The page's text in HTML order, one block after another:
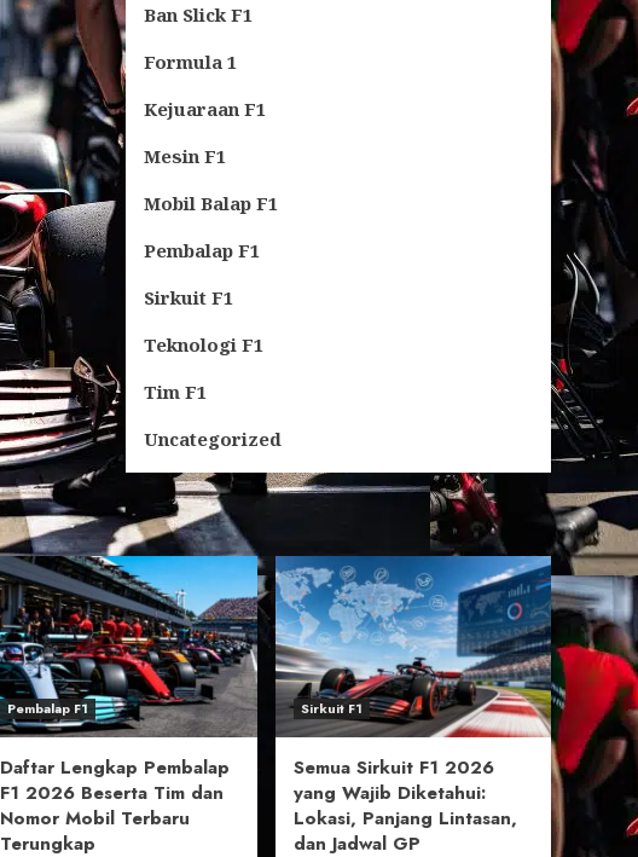
Ban Slick F1
Formula 1
Kejuaraan F1
Mesin F1
Mobil Balap F1
Pembalap F1
Sirkuit F1
Teknologi F1
Tim F1
Uncategorized
Pembalap F1
Daftar Lengkap Pembalap
F1 2026 Beserta Tim dan
Nomor Mobil Terbaru
Terungkap
Sirkuit F1
Semua Sirkuit F1 2026
yang Wajib Diketahui:
Lokasi, Panjang Lintasan,
dan Jadwal GP